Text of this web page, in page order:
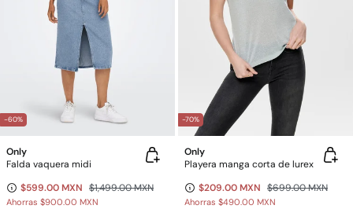
-60%
Only
Falda vaquera midi
$599.00 MXN $1,499.00 MXN
Ahorras $900.00 MXN
-70%
Only
Playera manga corta de lurex
$209.00 MXN $699.00 MXN
Ahorras $490.00 MXN